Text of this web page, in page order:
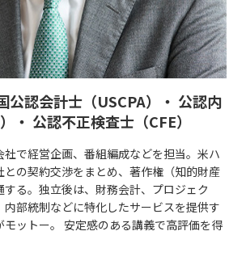
公認会計士（USCPA）・ 公認内
・ 公認不正検査士（CFE）
社で経営企画、番組編成などを担当。米ハ
との契約交渉をまとめ、著作権（知的財産
る。独立後は、財務会計、プロジェク
内部統制などに特化したサービスを提供す
モットー。 安定感のある講義で高評価を得